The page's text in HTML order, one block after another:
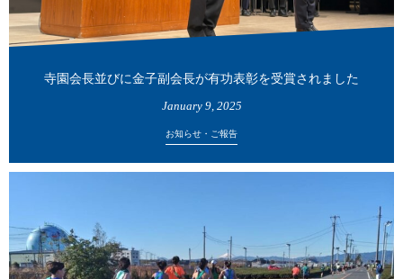
寺園会長並びに金子副会長が有功表彰を受賞されました
January 9, 2025
お知らせ・ご報告